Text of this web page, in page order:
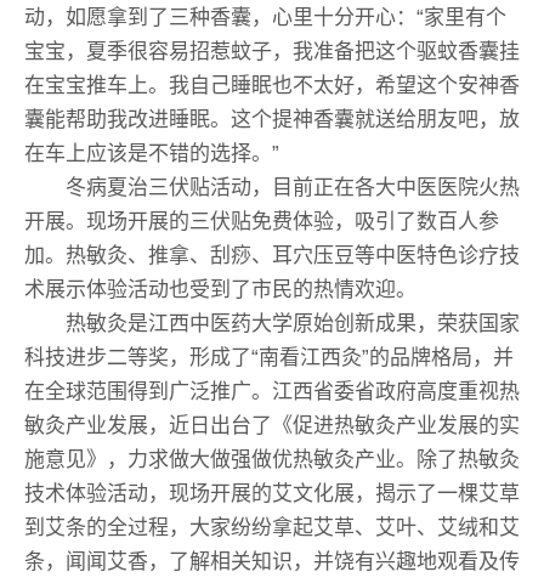
动，如愿拿到了三种香囊，心里十分开心：“家里有个
宝宝，夏季很容易招惹蚊子，我准备把这个驱蚊香囊挂
在宝宝推车上。我自己睡眠也不太好，希望这个安神香
囊能帮助我改进睡眠。这个提神香囊就送给朋友吧，放
在车上应该是不错的选择。”
冬病夏治三伏贴活动，目前正在各大中医医院火热
开展。现场开展的三伏贴免费体验，吸引了数百人参
加。热敏灸、推拿、刮痧、耳穴压豆等中医特色诊疗技
术展示体验活动也受到了市民的热情欢迎。
热敏灸是江西中医药大学原始创新成果，荣获国家
科技进步二等奖，形成了“南看江西灸”的品牌格局，并
在全球范围得到广泛推广。江西省委省政府高度重视热
敏灸产业发展，近日出台了《促进热敏灸产业发展的实
施意见》，力求做大做强做优热敏灸产业。除了热敏灸
技术体验活动，现场开展的艾文化展，揭示了一棵艾草
到艾条的全过程，大家纷纷拿起艾草、艾叶、艾绒和艾
条，闻闻艾香，了解相关知识，并饶有兴趣地观看及传